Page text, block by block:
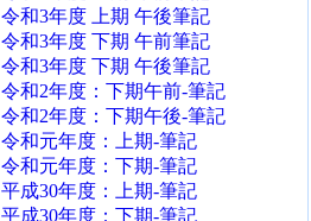
令和3年度 上期 午後筆記
令和3年度 下期 午前筆記
令和3年度 下期 午後筆記
令和2年度：下期午前‐筆記
令和2年度：下期午後‐筆記
令和元年度：上期‐筆記
令和元年度：下期‐筆記
平成30年度：上期‐筆記
平成30年度：下期‐筆記